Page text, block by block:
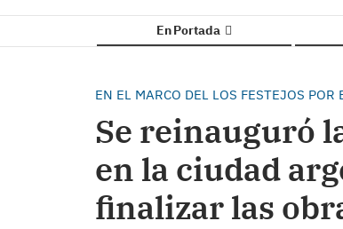
En Portada
EN EL MARCO DEL LOS FESTEJOS
Se reinauguró
en la ciudad
finalizar las